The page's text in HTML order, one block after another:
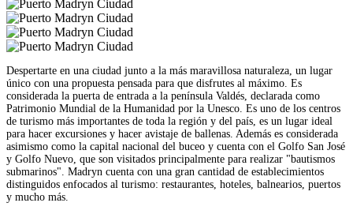
Despertarte en una ciudad junto a la más maravillosa naturaleza, un lugar
único con una propuesta pensada para que disfrutes al máximo. Es
considerada la puerta de entrada a la península Valdés, declarada como
Patrimonio Mundial de la Humanidad por la Unesco. Es uno de los centros
de turismo más importantes de toda la región y del país, es un lugar ideal
para hacer excursiones y hacer avistaje de ballenas. Además es considerada
asimismo como la capital nacional del buceo y cuenta con el Golfo San José
y Golfo Nuevo, que son visitados principalmente para realizar "bautismos
submarinos". Madryn cuenta con una gran cantidad de establecimientos
distinguidos enfocados al turismo: restaurantes, hoteles, balnearios, puertos
y mucho más.